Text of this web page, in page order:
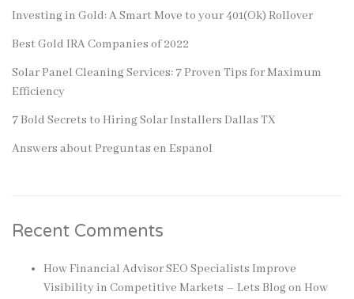
Investing in Gold: A Smart Move to your 401(Ok) Rollover
Best Gold IRA Companies of 2022
Solar Panel Cleaning Services: 7 Proven Tips for Maximum
Efficiency
7 Bold Secrets to Hiring Solar Installers Dallas TX
Answers about Preguntas en Espanol
Recent Comments
How Financial Advisor SEO Specialists Improve
Visibility in Competitive Markets – Lets Blogon How